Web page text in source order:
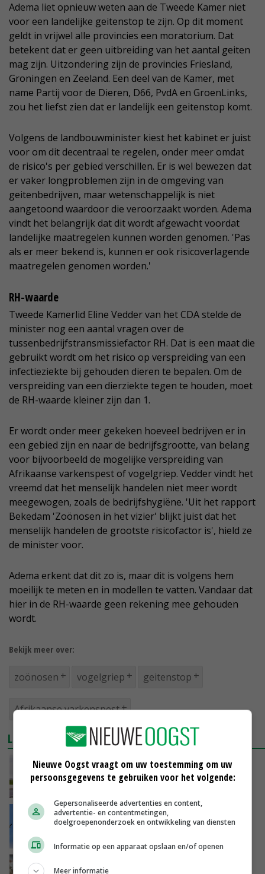
Adema liet opnieuw weten aan de Tweede Kamer niet
voor een landelijke geitenstop te zijn. Op dit moment
geldt in vrijwel alle provincies een moratorium. Dat
betekent dat er geen uitbreiding van het aantal geiten
mag zijn. Uitzondering zijn de provincies Friesland,
Groningen en Zeeland. Een deel van de Kamer, met
name Partij voor de Dieren, D66, PvdA en GroenLinks,
zou het liefst zien dat er landelijk een geitenstop komt.
Volgens de landbouwminister kiest het kabinet er juist
voor om dit decentraal te regelen, onder meer omdat
de risico's per gebied verschillen. Er is wel bewezen dat
er vaker longproblemen zijn in de omgeving van
geitenbedrijven, maar wetenschappelijk is niet
aangetoond waardoor die veroorzaakt worden. Adema
vindt het belangrijk dat dit wordt afgewacht voordat
landelijke maatregelen kunnen worden genomen. 'Pas
als er meer bekend is, kunnen er ook risicoverlagende
maatregelen genomen worden.'
RH-waarde
Tweede Kamerlid Eline Vedder van het CDA stelde de
minister nog een aantal vragen over de
tussenbedrijfstransmissiefactor RH. Dat is een maat die
gebruikt wordt om het risico op verspreiding van een
infectieziekte bij gehouden dieren te bepalen. Om de
verspreiding van een dierziekte tegen te houden, moet
de RH-waarde kleiner zijn dan 1.
Er wordt onder meer gekeken hoeveel bedrijven er in
een gebied zijn en naar de bedrijfsgrootte, van belang
voor bijvoorbeeld de mogelijke verspreiding van
Afrikaanse varkenspest of vogelgriep. Vedder vindt het
vreemd dat het menselijk handelen niet meer wordt
meegewogen, zoals de bedrijfshygiëne. 'Uit het rapport
Bekedam 'Zoönosen in het vizier' blijkt juist dat het
menselijk handelen de grootste risicofactor is', hield ze
de minister voor.
Adema erkent dat dit zo is, maar dit is volgens hem
moeilijk te meten en in modellen te vatten. Vandaar dat
hier in de RH-waarde geen rekening mee gehouden
wordt.
Bekijk meer over:
zoönosen vogelgriep geitenstop
Afrikaanse varkenspest
LEES OOK
Zoönosen kunnen nooit helemaal worden
uitgebannen
Vogelgriep blijft rondgaan onder zeevogels
Kamer wil onderzoek naar viruslast in
Nieuwe Oogst vraagt om uw toestemming om uw
persoonsgegevens te gebruiken voor het volgende:
Gepersonaliseerde advertenties en content,
advertentie- en contentmetingen,
doelgroepenonderzoek en ontwikkeling van diensten
Informatie op een apparaat opslaan en/of openen
Meer informatie